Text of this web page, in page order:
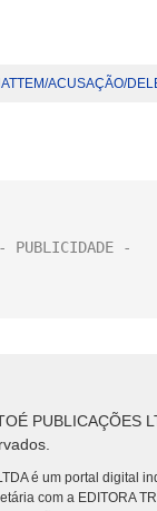
ACUSAÇÃO/
PUBLICAÇÕES
é um portal digital
com a EDITORA